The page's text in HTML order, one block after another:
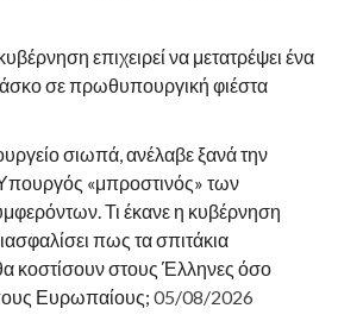
επιχειρεί να μετατρέψει ένα
σε πρωθυπουργική φιέστα
σιωπά, ανέλαβε ξανά την
«μπροστινός» των
Τι έκανε η κυβέρνηση
πως τα σπιτάκια
κοστίσουν στους Έλληνες όσο
Ευρωπαίους; 05/08/2026